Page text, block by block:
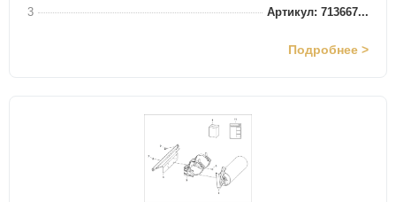
3 Артикул: 713667...
Подробнее >